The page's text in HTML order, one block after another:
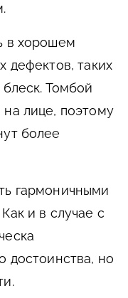
в хорошем
дефектов, таких
Томбой
лице, поэтому
более
гармоничными
и в случае с
достоинства, но